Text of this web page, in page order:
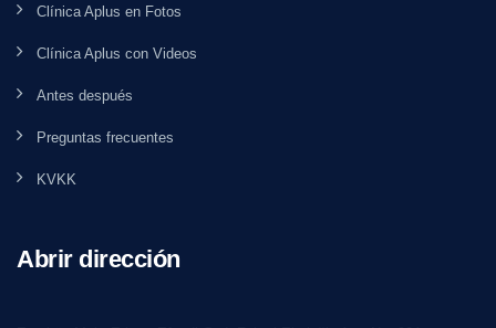
Clínica Aplus en Fotos
Clínica Aplus con Videos
Antes después
Preguntas frecuentes
KVKK
Abrir dirección